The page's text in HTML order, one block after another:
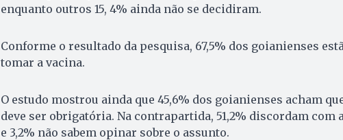
enquanto outros 15, 4% ainda não se decidiram.
Conforme o resultado da pesquisa, 67,5% dos goianienses
tomar a vacina.
O estudo mostrou ainda que 45,6% dos goianienses acham
deve ser obrigatória. Na contrapartida, 51,2% discordam com
e 3,2% não sabem opinar sobre o assunto.